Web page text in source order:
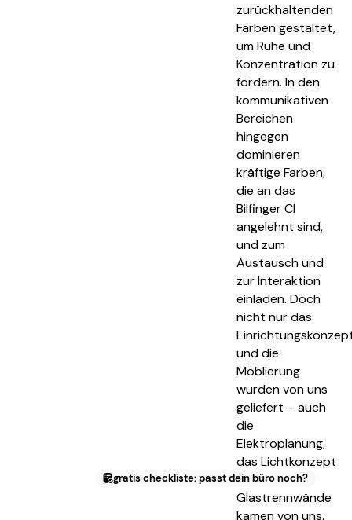
zurückhaltenden
Farben gestaltet,
um Ruhe und
Konzentration zu
fördern. In den
kommunikativen
Bereichen
hingegen
dominieren
kräftige Farben,
die an das
Bilfinger CI
angelehnt sind,
und zum
Austausch und
zur Interaktion
einladen. Doch
nicht nur das
und die
Möblierung
wurden von uns
geliefert – auch
die
Elektroplanung,
das Lichtkonzept
sowie die
Glastrennwände
kamen von uns.
gratis checkliste: passt dein büro noch?